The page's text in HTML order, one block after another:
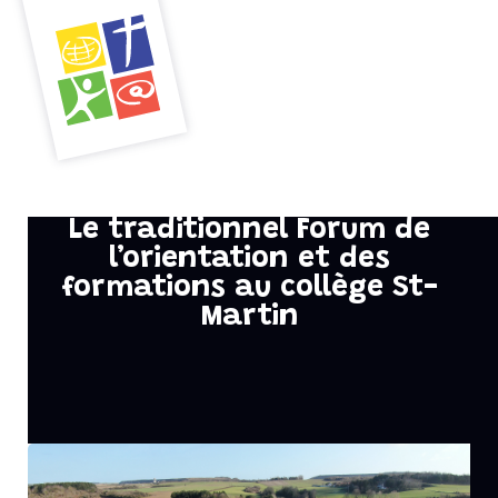
Le traditionnel Forum de
l’orientation et des
formations au collège St-
Martin